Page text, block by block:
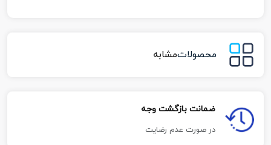
محصولاتمشابه
ضمانت بازگشت وجه
در صورت عدم رضایت